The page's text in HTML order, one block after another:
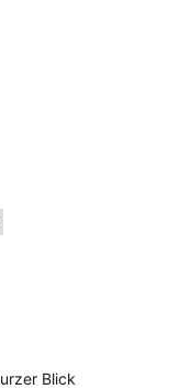
Blick